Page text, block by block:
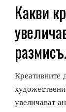
Какви
Креативните
увеличават